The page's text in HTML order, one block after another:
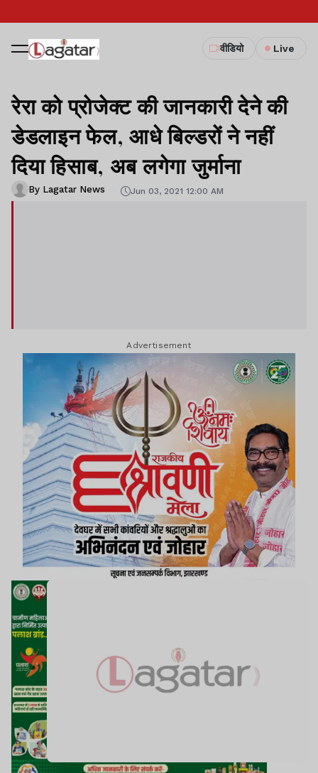
वीडियो Live
रेरा को प्रोजेक्ट की जानकारी देने की
डेडलाइन फेल, आधे बिल्डरों ने नहीं
दिया हिसाब, अब लगेगा जुर्माना
By Lagatar News Jun 03, 2021 12:00 AM
Advertisement